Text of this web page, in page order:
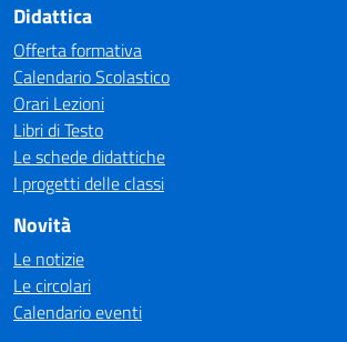
Didattica
Offerta formativa
Calendario Scolastico
Orari Lezioni
Libri di Testo
Le schede didattiche
I progetti delle classi
Novità
Le notizie
Le circolari
Calendario eventi